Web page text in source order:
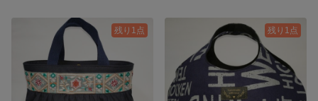
残り1点 残り1点